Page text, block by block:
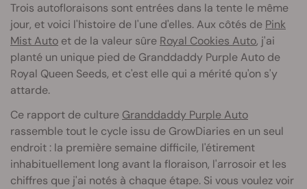
Trois autofloraisons sont entrées dans la tente le même
jour, et voici l'histoire de l'une d'elles. Aux côtés de Pink
Mist Auto et de la valeur sûre Royal Cookies Auto, j'ai
planté un unique pied de Granddaddy Purple Auto de
Royal Queen Seeds, et c'est elle qui a mérité qu'on s'y
attarde.
Ce rapport de culture Granddaddy Purple Auto
rassemble tout le cycle issu de GrowDiaries en un seul
endroit : la première semaine difficile, l'étirement
inhabituellement long avant la floraison, l'arrosoir et les
chiffres que j'ai notés à chaque étape. Si vous voulez voir